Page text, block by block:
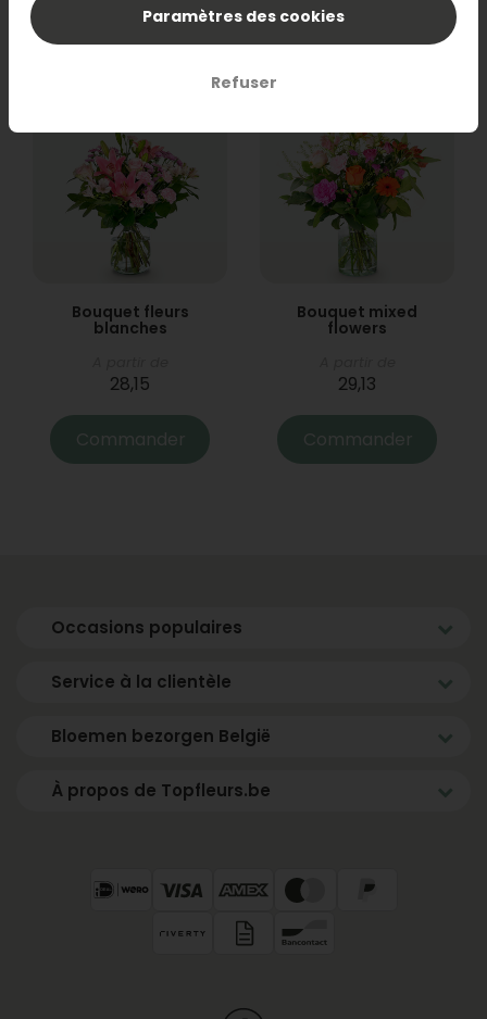
Commander Commander
Bouquet fleurs
blanches
28,15
Commander
Bouquet mixed
flowers
29,13
Commander
Occasions populaires
Service à la clientèle
Bloemen bezorgen België
À propos de Topfleurs.be
Paramètres des cookies
Refuser